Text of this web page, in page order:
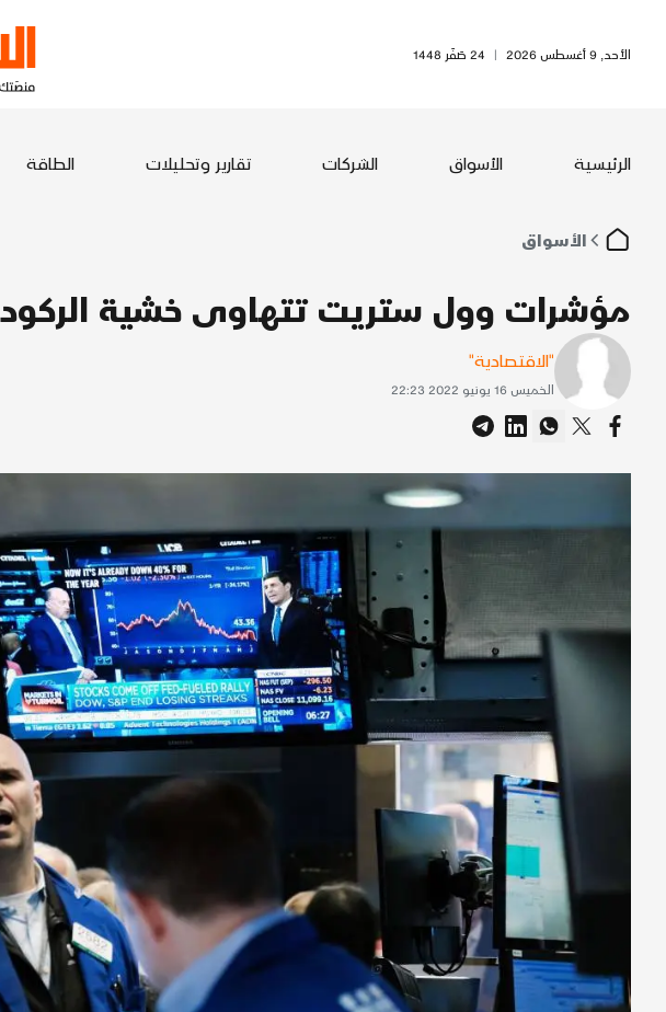
الأحد, 9 أغسطس 2026 | 24 صَفَر 1448
الرئيسية الأسواق الشركات تقارير وتحليلات الطاقة
الأسواق
مؤشرات وول ستريت تتهاوى خشية الركود
"الاقتصادية"
الخميس 16 يونيو 2022 22:23